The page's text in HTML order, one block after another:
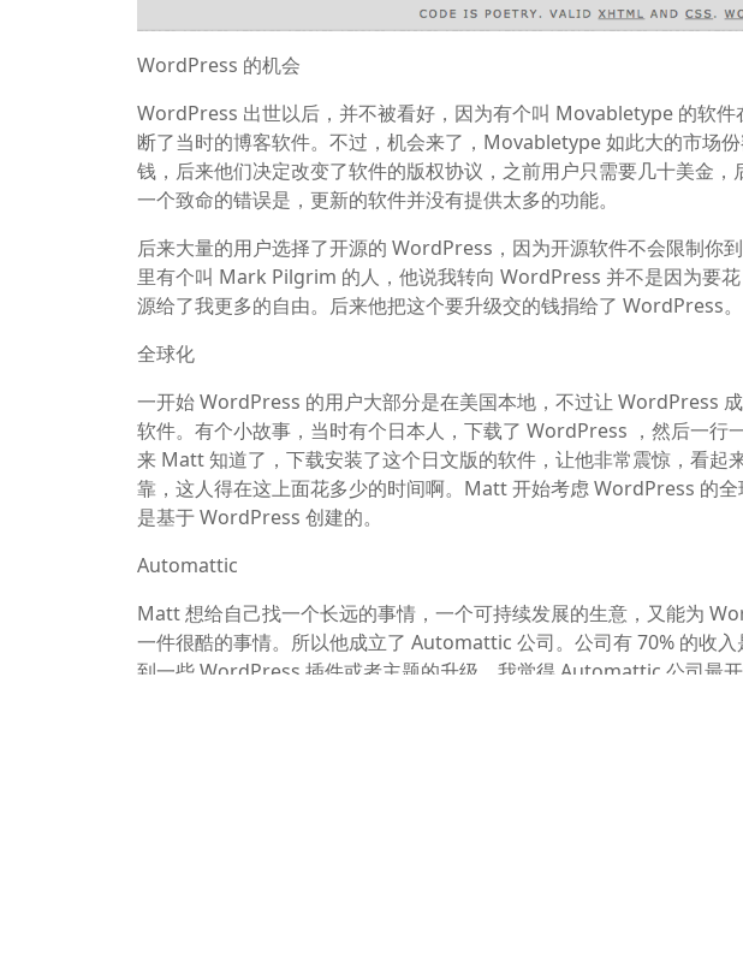
WordPress 的机会
WordPress 出世以后，并不被看好，因为有个叫 Movabletype 的软件
断了当时的博客软件。不过，机会来了，Movabletype 如此大的市场
钱，后来他们决定改变了软件的版权协议，之前用户只需要几十美金
一个致命的错误是，更新的软件并没有提供太多的功能。
后来大量的用户选择了开源的 WordPress，因为开源软件不会限制你
里有个叫 Mark Pilgrim 的人，他说我转向 WordPress 并不是因为要
源给了我更多的自由。后来他把这个要升级交的钱捐给了 WordPress。
全球化
一开始 WordPress 的用户大部分是在美国本地，不过让 WordPress
软件。有个小故事，当时有个日本人，下载了 WordPress ，然后一行
来 Matt 知道了，下载安装了这个日文版的软件，让他非常震惊，看起
靠，这人得在这上面花多少的时间啊。Matt 开始考虑 WordPress 的
是基于 WordPress 创建的。
Automattic
Matt 想给自己找一个长远的事情，一个可持续发展的生意，又能为
一件很酷的事情。所以他成立了 Automattic 公司。公司有 70% 的收
到一些 WordPress 插件或者主题的升级。我觉得 Automattic 公司最